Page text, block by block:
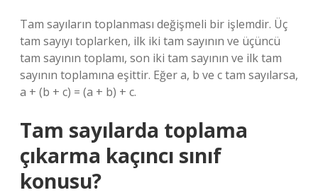
Tam sayıların toplanması değişmeli bir işlemdir. Üç
tam sayıyı toplarken, ilk iki tam sayının ve üçüncü
tam sayının toplamı, son iki tam sayının ve ilk tam
sayının toplamına eşittir. Eğer a, b ve c tam sayılarsa,
a + (b + c) = (a + b) + c.
Tam sayılarda toplama
çıkarma kaçıncı sınıf
konusu?